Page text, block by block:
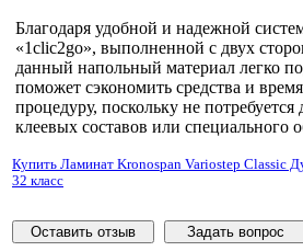
Благодаря удобной и надежной
«1clic2go», выполненной с двух
данный напольный материал легко
поможет сэкономить средства и
процедуру, поскольку не
клеевых составов или специального
Купить Ламинат Kronospan Variostep Classic
32 класс
Оставить отзыв Задать вопрос